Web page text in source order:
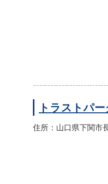
トラストパ
住所：山口県下関市